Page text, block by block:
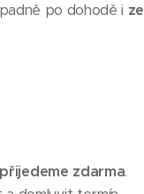
po dohodě i ze
přijedeme zdarma.